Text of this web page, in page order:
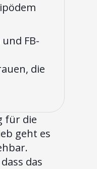
FB-
die
für die
geht es
das